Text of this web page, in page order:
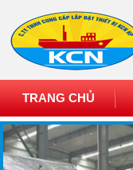
TRANG CHỦ